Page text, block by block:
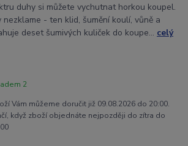
duhy si můžete vychutnat horkou koupel.
nezklame - ten klid, šumění koulí, vůně a
deset šumivých kuliček do koupe... celý
2
Vám můžeme doručit již 09.08.2026 do 20:00.
když zboží objednáte nejpozději do zítra do